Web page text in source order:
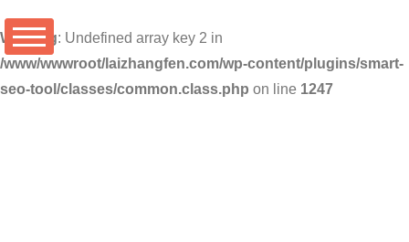
Warning: Undefined array key 2 in
/www/wwwroot/laizhangfen.com/wp-content/plugins/smart-
seo-tool/classes/common.class.php on line 1247